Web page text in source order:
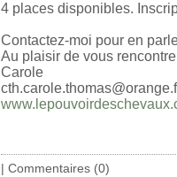
4 places disponibles.
Contactez-moi pour en
Au plaisir de vous
Carole
cth.carole.thomas@orange.f
| Commentaires (0)